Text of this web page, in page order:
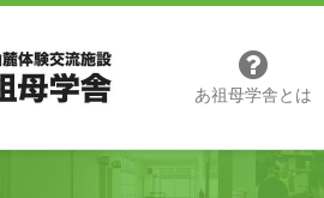
あ祖母学舎とは